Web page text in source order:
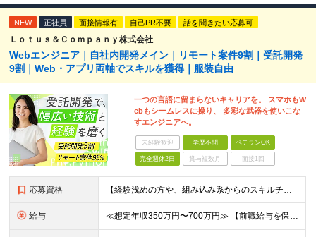
NEW 正社員 面接情報有 自己PR不要 話を聞きたい応募可
Ｌｏｔｕｓ＆Ｃｏｍｐａｎｙ株式会社
Webエンジニア｜自社内開発メイン｜リモート案件9割｜受託開発
9割｜Web・アプリ両軸でスキルを獲得｜服装自由
一つの言語に留まらないキャリアを。 スマホもW
ebもシームレスに操り、 多彩な武器を使いこな
すエンジニアへ。
未経験歓迎 学歴不問 ベテランOK
完全週休2日 賞与複数月 面接1回
応募資格 【経験浅めの方や、組み込み系からのスキルチェンジ大歓迎！】 ■何かしらの開発経験をお持ちの方（言語不問） └テスター・ローコード開発のみや、 C言語での組み込み開発経験でも大歓迎です！ ■本社
給与 ≪想定年収350万円〜700万円≫ 【前職給与を保証・考慮】 ご経験やスキルに応じて優遇いたします！ ★経験が浅い方も前職の給与水準をしっかり考慮。面接にてご相談の上、納得のいく条件でスタートできま